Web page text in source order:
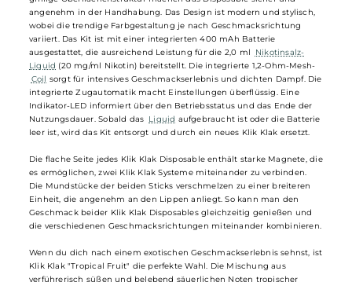
ermöglichen. Ein Beispiel wäre die Kombination von "Tropical Fruit"
und "Ice", die ein tropisch-fruchtiges Geschmackserlebnis mit einer
erfrischenden Note erzeugt. Jedes Klik Klak Disposable
auch einzeln genutzt werden, wodurch der eigenen Kreativität keine
Grenzen gesetzt sind.
Jeder Klik Klak Stickhat eine schlanke und kompakte Größe und
wiegt nur etwa 26,6 g. Die ergonomische Formgebung und die
griffige Oberflächenstruktur machen das Disposable sicher und
wobei die trendige Farbgestaltung je nach Geschmacksrichtung
variiert. Das Kit ist mit einer integrierten 400 mAh Batterie
ausgestattet, die ausreichend Leistung für die 2,0 ml Nikotinsalz-
Liquid (20 mg/ml Nikotin) bereitstellt. Die integrierte 1,2-Ohm-Mesh-
Coilsorgt für intensives Geschmackserlebnis und dichten Dampf.
integrierte Zugautomatik macht Einstellungen überflüssig. Eine
Nutzungsdauer. Sobald das
Liquid
aufgebraucht ist oder die
leer ist, wird das Kit entsorgt und durch ein neues Klik Klak ersetzt.